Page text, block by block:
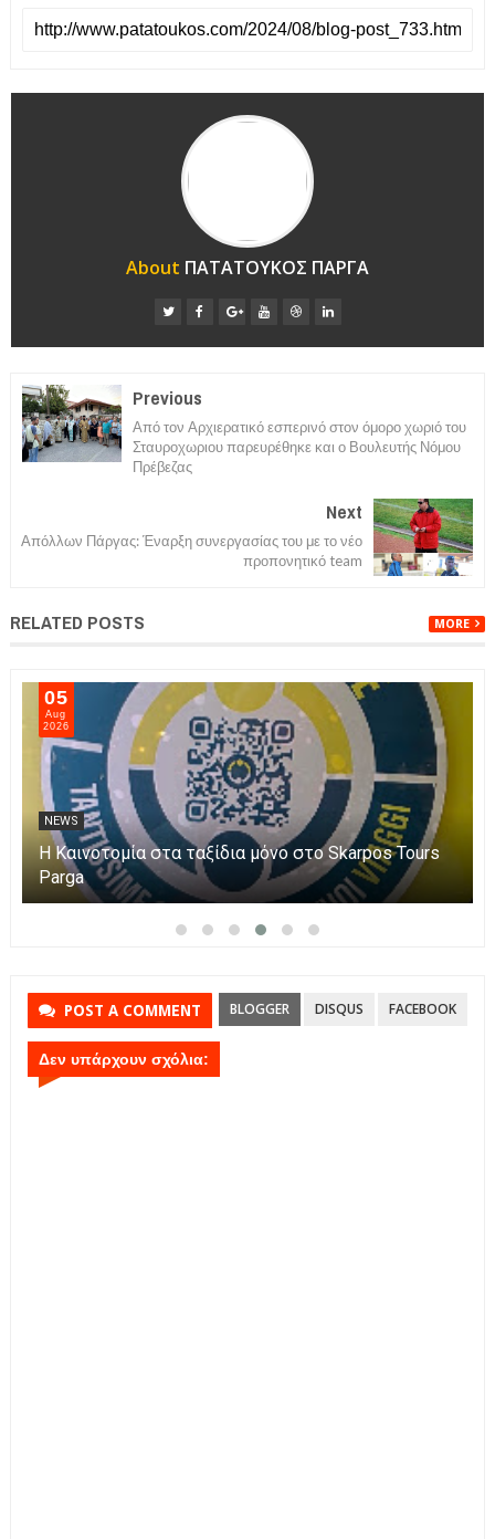
About ΠΑΤΑΤΟΥΚΟΣ ΠΑΡΓΑ
Previous
Από τον Αρχιερατικό εσπερινό στον όμορο χωριό του
Σταυροχωριου παρευρέθηκε και ο Βουλευτής Νόμου
Πρέβεζας
Next
Απόλλων Πάργας: Έναρξη συνεργασίας του με το νέο
προπονητικό team
RELATED POSTS MORE
06
Aug
2026
NEWS
Η Πάργα τίμησε τη Μεταμόρφωση του Κυρίου
POST A COMMENT BLOGGER DISQUS FACEBOOK
Δεν υπάρχουν σχόλια: